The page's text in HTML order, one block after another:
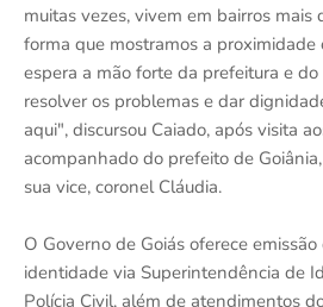
muitas vezes, vivem em bairros mais
forma que mostramos a proximidade
espera a mão forte da prefeitura e
resolver os problemas e dar
aqui", discursou Caiado, após visita
acompanhado do prefeito de
sua vice, coronel Cláudia.
O Governo de Goiás oferece
identidade via Superintendência de
Polícia Civil, além de atendimentos